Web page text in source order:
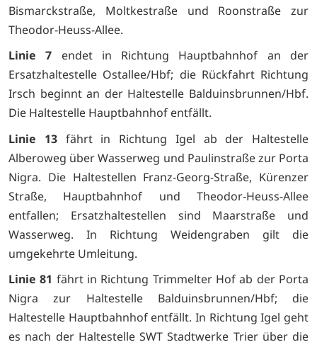
Bismarckstraße, Moltkestraße und Roonstraße zur
Theodor-Heuss-Allee.
Linie 7 endet in Richtung Hauptbahnhof an der
Ersatzhaltestelle Ostallee/Hbf; die Rückfahrt Richtung
Irsch beginnt an der Haltestelle Balduinsbrunnen/Hbf.
Die Haltestelle Hauptbahnhof entfällt.
Linie 13fährt in Richtung Igel ab der Haltestelle
Alberoweg über Wasserweg und Paulinstraße zur Porta
Nigra. Die Haltestellen Franz-Georg-Straße, Kürenzer
Straße, Hauptbahnhof und Theodor-Heuss-Allee
entfallen; Ersatzhaltestellen sind Maarstraße und
Wasserweg. In Richtung Weidengraben gilt die
umgekehrte Umleitung.
Linie 81 fährt in Richtung Trimmelter Hof ab der Porta
Nigra zur Haltestelle Balduinsbrunnen/Hbf; die
Haltestelle Hauptbahnhof entfällt. In Richtung Igel geht
es nach der Haltestelle SWT Stadtwerke Trier über die